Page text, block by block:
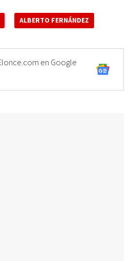
ALBERTO FERNÁNDEZ
en Google